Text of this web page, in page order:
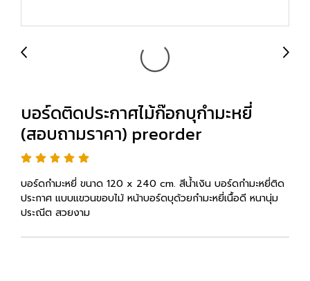
บอร์ดติดประกาศไม้ก๊อกบุกำมะหยี่
(สอบถามราคา) preorder
บอร์ดกำมะหยี่ ขนาด 120 x 240 cm. สีน้ำเงิน บอร์ดกำมะหยี่ติด
ประกาศ แบบแขวนขอบไม้ หน้าบอร์ดบุด้วยกำมะหยี่เนื้อดี หนานุ่ม
ประณีต สวยงาม